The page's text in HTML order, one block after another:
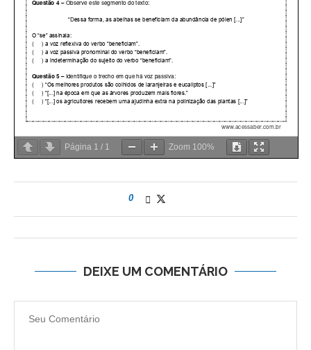
Página 1 / 1 Zoom 100%
0
DEIXE UM COMENTÁRIO